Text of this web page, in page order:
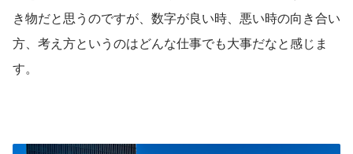
き物だと思うのですが、数字が良い時、悪い時の向き合い
方、考え方というのはどんな仕事でも大事だなと感じま
す。